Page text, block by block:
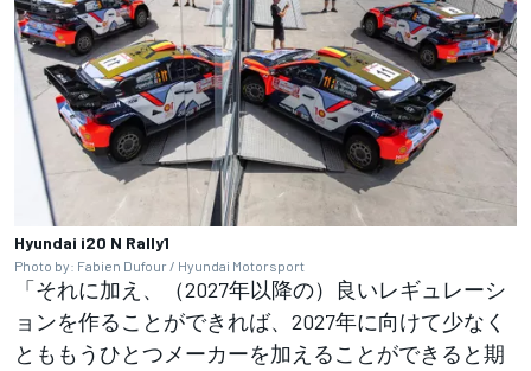
Hyundai i20 N Rally1
Photo by: Fabien Dufour / Hyundai Motorsport
「それに加え、（2027年以降の）良いレギュレーシ
ョンを作ることができれば、2027年に向けて少なく
とももうひとつメーカーを加えることができると期